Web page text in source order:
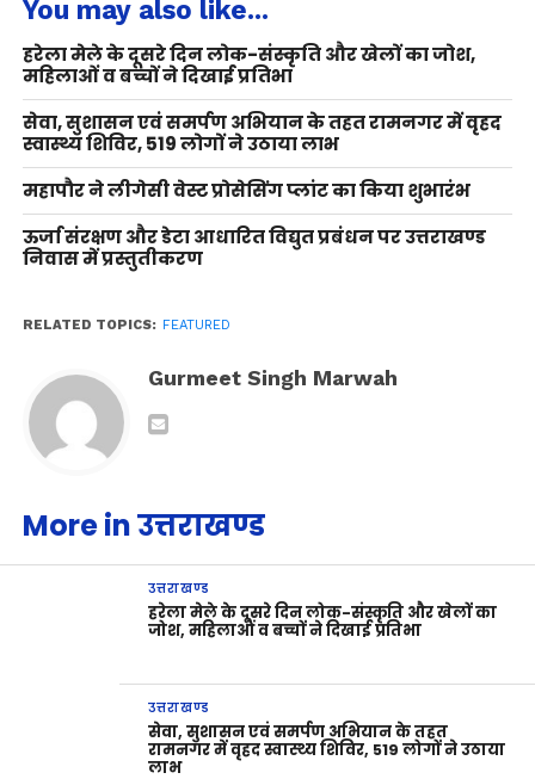
You may also like...
हरेला मेले के दूसरे दिन लोक-संस्कृति और खेलों का जोश,
महिलाओं व बच्चों ने दिखाई प्रतिभा
सेवा, सुशासन एवं समर्पण अभियान के तहत रामनगर में वृहद
स्वास्थ्य शिविर, 519 लोगों ने उठाया लाभ
महापौर ने लीगेसी वेस्ट प्रोसेसिंग प्लांट का किया शुभारंभ
ऊर्जा संरक्षण और डेटा आधारित विद्युत प्रबंधन पर उत्तराखण्ड
निवास में प्रस्तुतीकरण
RELATED TOPICS: FEATURED
Gurmeet Singh Marwah
More in उत्तराखण्ड
उत्तराखण्ड
हरेला मेले के दूसरे दिन लोक-संस्कृति और खेलों का
जोश, महिलाओं व बच्चों ने दिखाई प्रतिभा
उत्तराखण्ड
सेवा, सुशासन एवं समर्पण अभियान के तहत
रामनगर में वृहद स्वास्थ्य शिविर, 519 लोगों ने उठाया
लाभ